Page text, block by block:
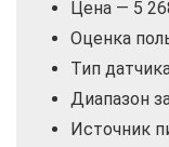
Цена — 5
Оценка
Тип
Диапазон
Источник